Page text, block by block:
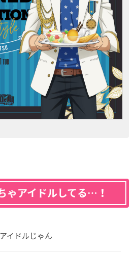
ゃアイドルしてる…！
イドルじゃん